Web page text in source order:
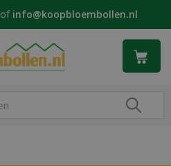
of info@koopbloembollen.nl